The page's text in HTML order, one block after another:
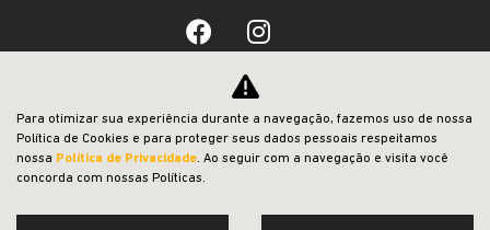
Desacelere. Seu bem maior é a vida.
Para otimizar sua experiência durante a navegação, fazemos uso de nossa
Política de Cookies e para proteger seus dados pessoais respeitamos
nossa Política de Privacidade. Ao seguir com a navegação e visita você
concorda com nossas Políticas.